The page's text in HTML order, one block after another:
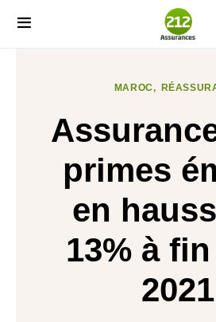
MAROC
primes
en
13% à
2021